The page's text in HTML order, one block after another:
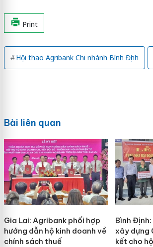
Print
Hội thao Agribank Chi nhánh Bình Định
Bài liên quan
Gia Lai: Agribank phối hợp
hướng dẫn hộ kinh doanh về
chính sách thuế
Bình
xây dựng
kết cho